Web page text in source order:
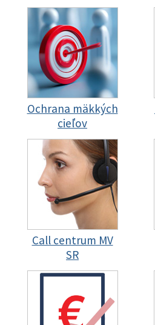
Ochrana mäkkých
cieľov
Call centrum MV
SR